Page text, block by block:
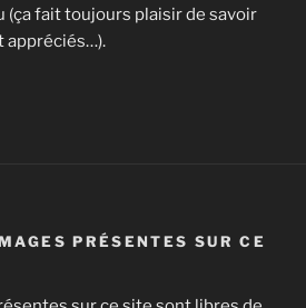
fait toujours plaisir de savoir
appréciés…).
PRÉSENTES SUR CE